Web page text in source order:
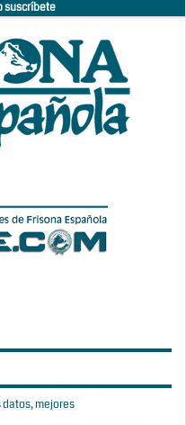
suscríbete
datos, mejores